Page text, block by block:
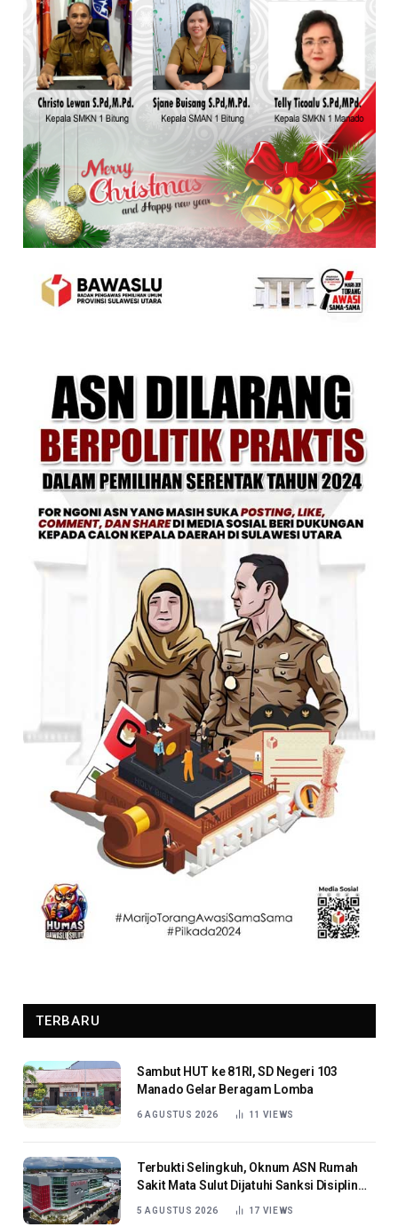
TERBARU
Sambut HUT ke 81RI, SD Negeri 103
Manado Gelar Beragam Lomba
6 AGUSTUS 2026 11 VIEWS
Terbukti Selingkuh, Oknum ASN Rumah
Sakit Mata Sulut Dijatuhi Sanksi Disiplin
5 AGUSTUS 2026 17 VIEWS